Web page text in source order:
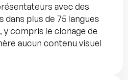
avec des
dans plus de 75 langues
y compris le clonage de
aucun contenu visuel